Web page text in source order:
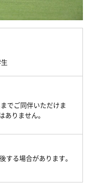
でご同伴いただけま
りません。
る場合があります。